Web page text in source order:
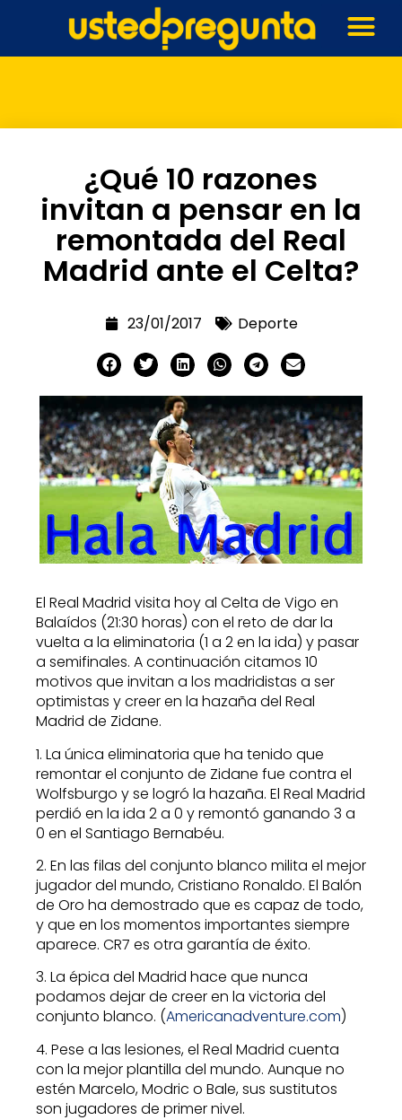
¿Qué 10 razones
invitan a pensar en la
remontada del Real
Madrid ante el Celta?
23/01/2017 Deporte
El Real Madrid visita hoy al Celta de Vigo en
Balaídos (21:30 horas) con el reto de dar la
vuelta a la eliminatoria (1 a 2 en la ida) y pasar
a semifinales. A continuación citamos 10
motivos que invitan a los madridistas a ser
optimistas y creer en la hazaña del Real
Madrid de Zidane.
1. La única eliminatoria que ha tenido que
remontar el conjunto de Zidane fue contra el
Wolfsburgo y se logró la hazaña. El Real Madrid
perdió en la ida 2 a 0 y remontó ganando 3 a
0 en el Santiago Bernabéu.
2. En las filas del conjunto blanco milita el mejor
jugador del mundo, Cristiano Ronaldo. El Balón
de Oro ha demostrado que es capaz de todo,
y que en los momentos importantes siempre
aparece. CR7 es otra garantía de éxito.
3. La épica del Madrid hace que nunca
podamos dejar de creer en la victoria del
conjunto blanco. (Americanadventure.com)
4. Pese a las lesiones, el Real Madrid cuenta
con la mejor plantilla del mundo. Aunque no
estén Marcelo, Modric o Bale, sus sustitutos
son jugadores de primer nivel.